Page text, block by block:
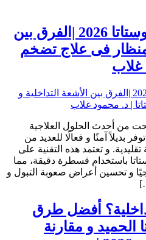
الأشعة التداخلية للبروستاتا 2026 |الفرق بين
فى علاج تضخم
غلاب
من أحدث الحلول العلاجية
بديلاً آمنًا و فعالًا للعديد من
و تعتمد هذه التقنية على
باستخدام قسطرة دقيقة، مما
و تحسين أعراض صعوبة التبول و
أفضل طرق
الحميد و مقارنة